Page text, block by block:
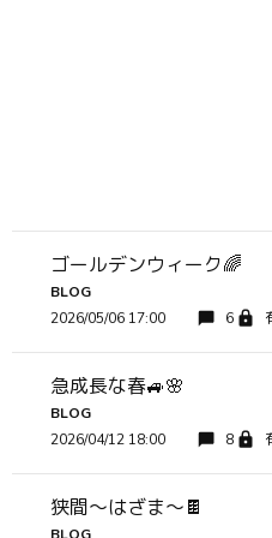
ゴールデンウィーク🌈
BLOG
2026/05/06 17:00
6
急成長な春🚙🌸
BLOG
2026/04/12 18:00
8
狭間〜はざま〜🍫